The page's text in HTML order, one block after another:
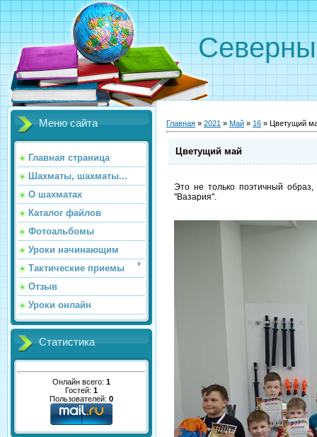
Меню сайта
Главная страница
Шахматы, шахматы...
О шахматах
Каталог файлов
Фотоальбомы
Уроки начинающим
Тактические приемы
Отзыв
Уроки онлайн
Статистика
Онлайн всего: 1
Гостей: 1
Пользователей: 0
Главная » 2021 » Май » 16 » Цветущий
Цветущий май
Это не только поэтичный
"Вазария".